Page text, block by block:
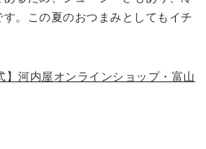
。この夏のおつまみとしてもイチ
河内屋オンラインショップ・富山